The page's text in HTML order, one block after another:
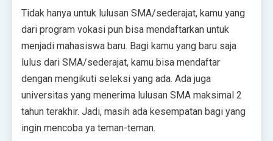
Tidak hanya untuk lulusan SMA/sederajat, kamu yang
dari program vokasi pun bisa mendaftarkan untuk
menjadi mahasiswa baru. Bagi kamu yang baru saja
lulus dari SMA/sederajat, kamu bisa mendaftar
dengan mengikuti seleksi yang ada. Ada juga
universitas yang menerima lulusan SMA maksimal 2
tahun terakhir. Jadi, masih ada kesempatan bagi yang
ingin mencoba ya teman-teman.